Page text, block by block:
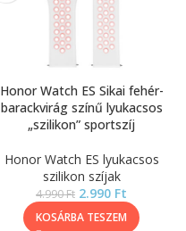
Honor Watch ES Sikai fehér-
barackvirág színű lyukacsos
„szilikon” sportszíj
Honor Watch ES lyukacsos
szilikon szíjak
4.990Ft 2.990 Ft
KOSÁRBA TESZEM